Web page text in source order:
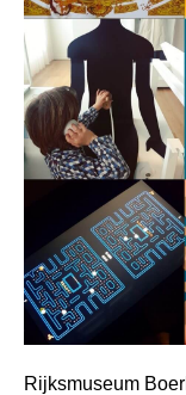
Rijksmuseum